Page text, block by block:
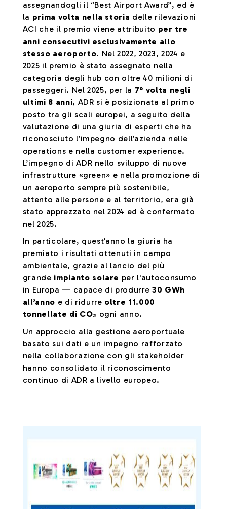
assegnandogli il “Best Airport Award”, ed è
la prima volta nella storia delle rilevazioni
ACI che il premio viene attribuito per tre
anni consecutivi esclusivamente allo
stesso aeroporto. Nel 2022, 2023, 2024 e
2025 il premio è stato assegnato nella
categoria degli hub con oltre 40 milioni di
passeggeri. Nel 2025, per la 7° volta negli
ultimi 8 anni, ADR si è posizionata al primo
posto tra gli scali europei, a seguito della
valutazione di una giuria di esperti che ha
riconosciuto l’impegno dell’azienda nelle
operations e nella customer experience.
L’impegno di ADR nello sviluppo di nuove
infrastrutture «green» e nella promozione di
un aeroporto sempre più sostenibile,
attento alle persone e al territorio, era già
stato apprezzato nel 2024 ed è confermato
nel 2025.
In particolare, quest’anno la giuria ha
premiato i risultati ottenuti in campo
ambientale, grazie al lancio del più
grande impianto solare per l'autoconsumo
in Europa — capace di produrre 30 GWh
all’anno e di ridurre oltre 11.000
tonnellate di CO₂ ogni anno.
Un approccio alla gestione aeroportuale
basato sui dati e un impegno rafforzato
nella collaborazione con gli stakeholder
hanno consolidato il riconoscimento
continuo di ADR a livello europeo.